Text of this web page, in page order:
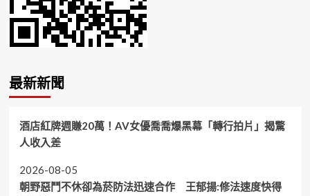
最新新聞
酒店紅牌週賺20萬！AV女優喬喬爆黑幕「轉行拍片」揭驚
人收入差
2026-08-05
朝野惡鬥不休卻為菸防法迅速合作 王郁揚:修法速度快得